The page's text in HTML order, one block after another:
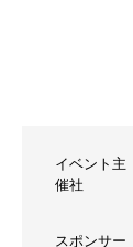
イベント主
催社
スポンサー